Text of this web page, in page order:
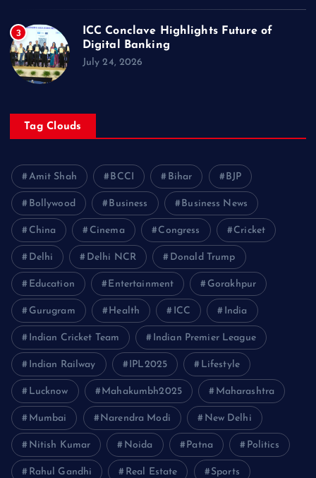
3
ICC Conclave Highlights Future of
Digital Banking
July 24, 2026
Tag Clouds
Amit Shah BCCI Bihar BJP
Bollywood Business Business News
China Cinema Congress Cricket
Delhi Delhi NCR Donald Trump
Education Entertainment Gorakhpur
Gurugram Health ICC India
Indian Cricket Team Indian Premier League
Indian Railway IPL2025 Lifestyle
Lucknow Mahakumbh2025 Maharashtra
Mumbai Narendra Modi New Delhi
Nitish Kumar Noida Patna Politics
Rahul Gandhi Real Estate Sports